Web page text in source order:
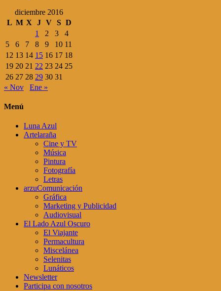
diciembre 2016
L M X J V S D
1
2 3
4
5
6 7 8 9 10 11
12 13 14 15 16 17 18
19 20 21 22 23 24 25
26 27 28 29 30 31
« Nov
Ene »
Menú
Luna Azul
Artelaraña
Cine y TV
Música
Pintura
Fotografía
Letras
arzuComunicación
Gráfica
Marketing y Publicidad
Audiovisual
El Lado Azul Oscuro
El Viajante
Permacultura
Miscelánea
Selenitas
Lunáticos
Newsletter
Participa con nosotros